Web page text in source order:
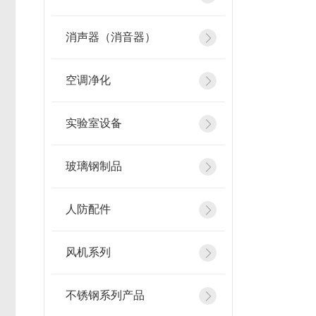
消声器（消音器）
空调净化
实验室设备
玻璃钢制品
人防配件
风机系列
不锈钢系列产品